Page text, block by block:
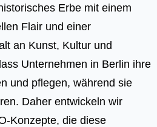
Erbe mit einem
Flair und einer
an Kunst, Kultur und
Unternehmen in Berlin ihre
und pflegen, während sie
Daher entwickeln wir
Konzepte, die diese